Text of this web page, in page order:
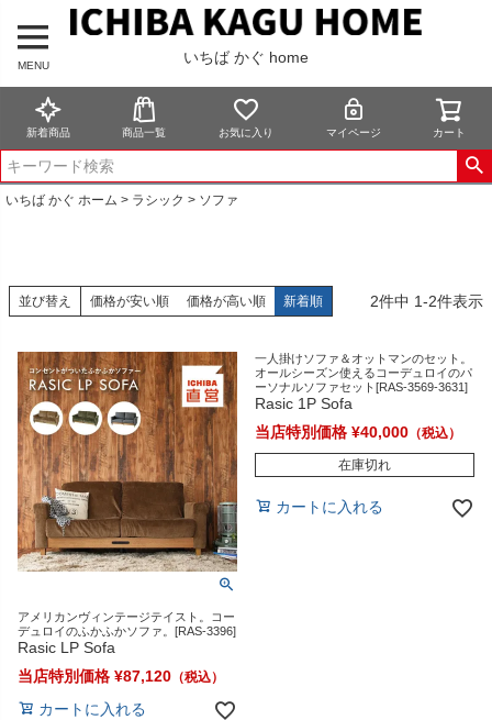
MENU いちば かぐ home
新着商品 商品一覧 お気に入り マイページ カート
いちば かぐ ホーム ラシック ソファ
並び替え 価格が安い順 価格が高い順 新着順 2件中 1-2件表示
アメリカンヴィンテージテイスト。コー
デュロイのふかふかソファ。[RAS-3396]
Rasic LP Sofa
当店特別価格 ¥87,120
カートに入れる
一人掛けソファ＆オットマンのセット。
オールシーズン使えるコーデュロイのパ
ーソナルソファセット[RAS-3569-3631]
Rasic 1P Sofa
当店特別価格 ¥40,000
在庫切れ
カートに入れる